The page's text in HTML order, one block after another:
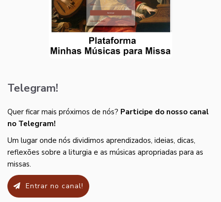
Telegram!
Quer ficar mais próximos de nós? Participe do nosso canal
no Telegram!
Um lugar onde nós dividimos aprendizados, ideias, dicas,
reflexões sobre a liturgia e as músicas apropriadas para as
missas.
Entrar no canal!